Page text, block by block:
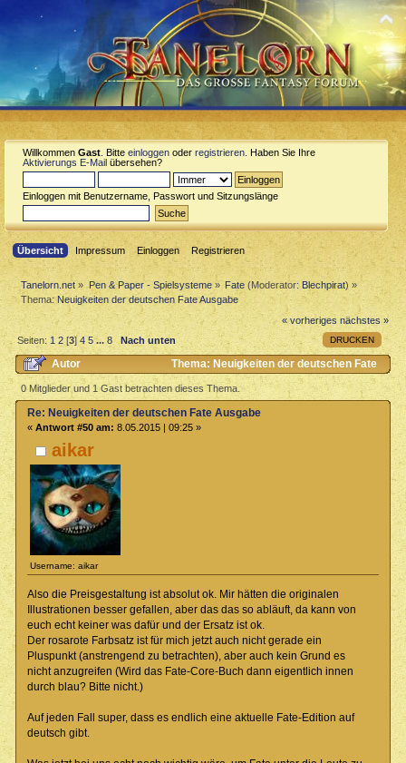
Willkommen Gast . Bitte einloggen oder registrieren . Haben Sie Ihre
Aktivierungs E-Mail übersehen?
Einloggen mit Benutzername, Passwort und Sitzungslänge
Übersicht Impressum Einloggen Registrieren
Tanelorn.net » Pen & Paper - Spielsysteme» Fate (Moderator: Blechpirat) »
Thema: Neuigkeiten der deutschen Fate Ausgabe
« vorheriges nächstes »
DRUCKEN
Seiten:1 2[3]4 5 ...8 Nach unten
Autor
Thema: Neuigkeiten der deutschen Fate
Ausgabe (Gelesen 99776 mal)
0 Mitglieder und 1 Gast betrachten dieses Thema.
aikar
Username: aikar
Re: Neuigkeiten der deutschen Fate Ausgabe
« Antwort #50 am: 8.05.2015 | 09:25 »
Also die Preisgestaltung ist absolut ok. Mir hätten die originalen
Illustrationen besser gefallen, aber das das so abläuft, da kann von
euch echt keiner was dafür und der Ersatz ist ok.
Der rosarote Farbsatz ist für mich jetzt auch nicht gerade ein
Pluspunkt (anstrengend zu betrachten), aber auch kein Grund es
nicht anzugreifen (Wird das Fate-Core-Buch dann eigentlich innen
durch blau? Bitte nicht.)
Auf jeden Fall super, dass es endlich eine aktuelle Fate-Edition auf
deutsch gibt.